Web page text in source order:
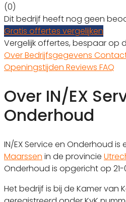
(0)
Dit bedrijf heeft nog geen
Gratis offertes vergelijken
Vergelijk offertes, bespaar op
OverBedrijfsgegevens
Openingstijden Reviews FAQ
Over IN/EX
Onderhoud
IN/EX Service en Onderhoud is
Maarssen in de provincie
Onderhoud is opgericht op 21-
Het bedrijf is bij de Kamer van